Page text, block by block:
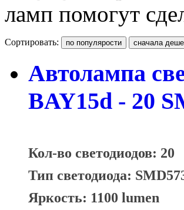
ламп помогут
Сортировать:
Автолампа
BAY15d - 20
Кол-во светодиодов: 20
Тип светодиода:
Яркость: 1100 lumen